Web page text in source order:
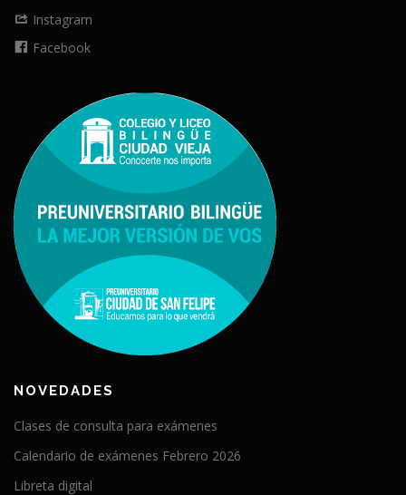
Instagram
Facebook
NOVEDADES
Clases de consulta para exámenes
Calendario de exámenes Febrero 2026
Libreta digital